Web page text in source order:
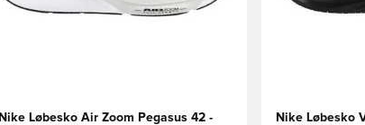
Nike Løbesko Air Zoom Pegasus 42 -
Nike Løbesko